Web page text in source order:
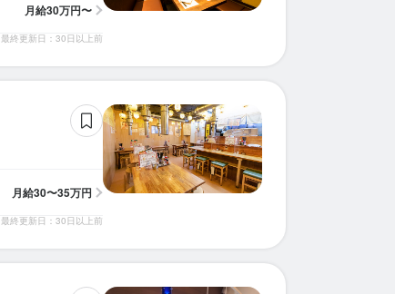
月給30万円〜
最終更新日：30日以上前
月給30〜35万円
最終更新日：30日以上前